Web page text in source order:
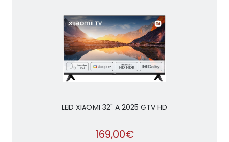
LED XIAOMI 32" A 2025 GTV HD
169,00€